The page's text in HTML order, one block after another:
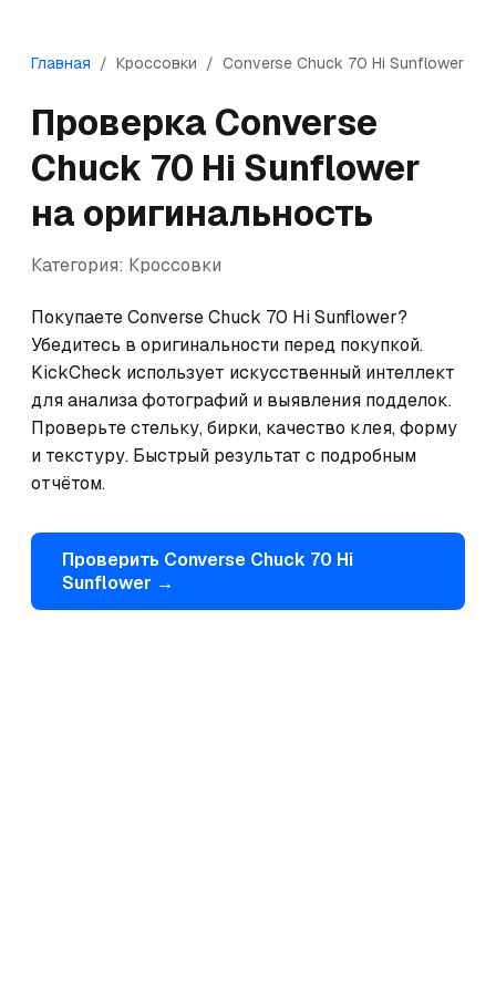
Главная / Кроссовки / Converse Chuck 70 Hi Sunflower
Проверка Converse
Chuck 70 Hi Sunflower
на оригинальность
Категория: Кроссовки
Покупаете Converse Chuck 70 Hi Sunflower?
Убедитесь в оригинальности перед покупкой.
KickCheck использует искусственный интеллект
для анализа фотографий и выявления подделок.
Проверьте стельку, бирки, качество клея, форму
и текстуру. Быстрый результат с подробным
отчётом.
Проверить Converse Chuck 70 Hi
Sunflower →